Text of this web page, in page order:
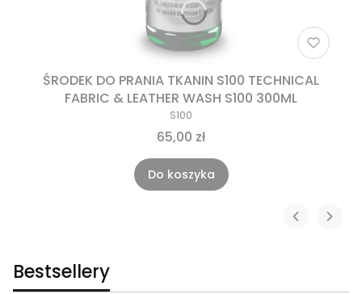
ŚRODEK DO PRANIA TKANIN S100 TECHNICAL
FABRIC & LEATHER WASH S100 300ML
S100
65,00 zł
Do koszyka
Bestsellery